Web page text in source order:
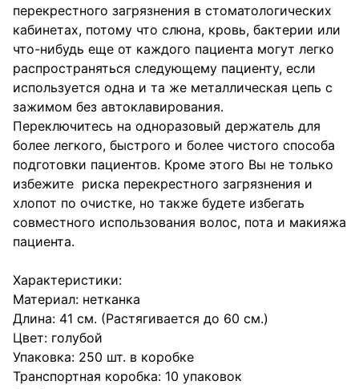
перекрестного загрязнения в стоматологических
кабинетах, потому что слюна, кровь, бактерии или
что-нибудь еще от каждого пациента могут легко
распространяться следующему пациенту, если
используется одна и та же металлическая цепь с
зажимом без автоклавирования.
Переключитесь на одноразовый держатель для
более легкого, быстрого и более чистого способа
подготовки пациентов. Кроме этого Вы не только
избежите риска перекрестного загрязнения и
хлопот по очистке, но также будете избегать
совместного использования волос, пота и макияжа
пациента.
Характеристики:
Материал: нетканка
Длина: 41 см. (Растягивается до 60 см.)
Цвет: голубой
Упаковка: 250 шт. в коробке
Транспортная коробка: 10 упаковок